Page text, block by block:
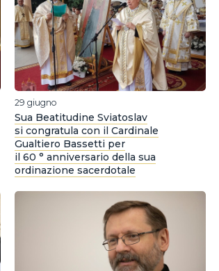
29 giugno
Sua Beatitudine Sviatoslav
si congratula con il Cardinale
Gualtiero Bassetti per
il 60 ° anniversario della sua
ordinazione sacerdotale